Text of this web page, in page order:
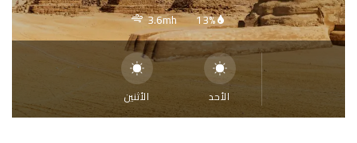
13%
3.6mh
الأحد الأثنين